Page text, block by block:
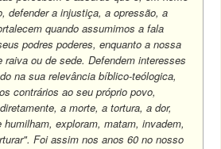
defender a injustiça, a opressão, a
quando assumimos a fala
podres poderes, enquanto a nossa
raiva ou de sede. Defendem interesses
na sua relevância bíblico-teólogica,
contrários ao seu próprio povo,
a morte, a tortura, a dor,
humilham, exploram, matam, invadem,
Foi assim nos anos 60 no nosso